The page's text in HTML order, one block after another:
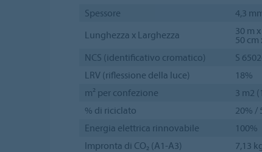
Spessore
4,3
Lunghezza x Larghezza
30 m
50 cm
NCS (identificativo cromatico)
S
LRV (riflessione della luce)
18%
m² per confezione
3 m2
% di riciclato
20% /
Energia elettrica rinnovabile
100%
Impronta di CO₂ (A1-A3)
7,13